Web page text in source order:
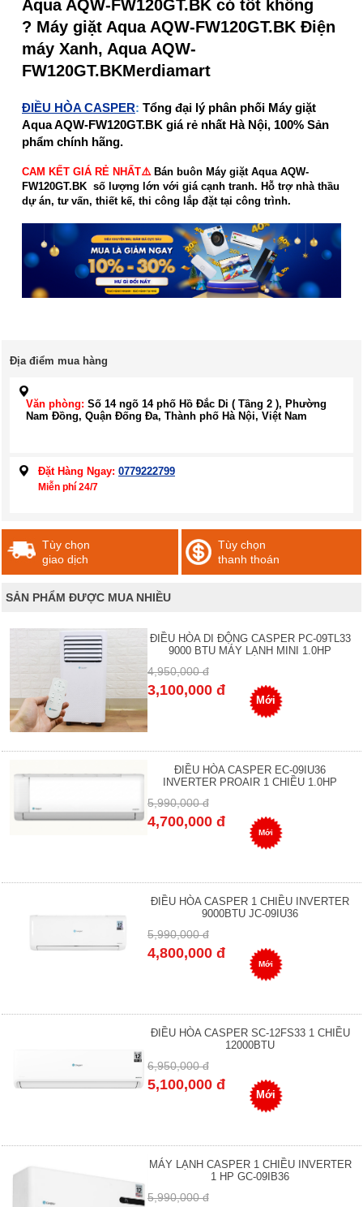
Aqua AQW-FW120GT.BK có tốt không
? Máy giặt Aqua AQW-FW120GT.BK Điện
máy Xanh, Aqua AQW-
FW120GT.BKMerdiamart
ĐIỀU HÒA CASPER: Tổng đại lý phân phối Máy giặt
Aqua AQW-FW120GT.BK giá rẻ nhất Hà Nội, 100% Sản
phẩm chính hãng.
CAM KẾT GIÁ RẺ NHẤT⚠️ Bán buôn Máy giặt Aqua AQW-
FW120GT.BK số lượng lớn với giá cạnh tranh. Hỗ trợ nhà thầu
dự án, tư vấn, thiết kế, thi công lắp đặt tại công trình.
Địa điểm mua hàng
Văn phòng: Số 14 ngõ 14 phố Hồ Đắc Di ( Tầng 2 ), Phường
Nam Đồng, Quận Đống Đa, Thành phố Hà Nội, Việt Nam
Đặt Hàng Ngay: 0779222799
Miễn phí 24/7
Tùy chọn
giao dịch
Tùy chọn
thanh thoán
SẢN PHẨM ĐƯỢC MUA NHIỀU
ĐIỀU HÒA DI ĐỘNG CASPER PC-09TL33
9000 BTU MÁY LẠNH MINI 1.0HP
4,950,000 đ
3,100,000 đ
Mới
ĐIỀU HÒA CASPER EC-09IU36
INVERTER PROAIR 1 CHIỀU 1.0HP
5,990,000 đ
4,700,000 đ
Mới
ĐIỀU HÒA CASPER 1 CHIỀU INVERTER
9000BTU JC-09IU36
5,990,000 đ
4,800,000 đ
Mới
ĐIỀU HÒA CASPER SC-12FS33 1 CHIỀU
12000BTU
6,950,000 đ
5,100,000 đ
Mới
MÁY LẠNH CASPER 1 CHIỀU INVERTER
1 HP GC-09IB36
5,990,000 đ